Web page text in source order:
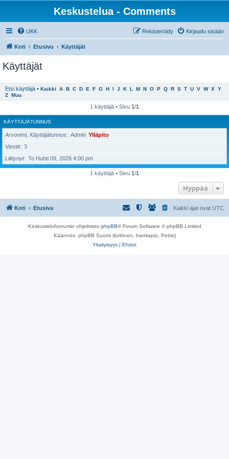
Keskustelua - Comments
UKK Kirjaudu sisään
Rekisteröidy
Koti Etusivu Käyttäjät
Käyttäjät
Etsi käyttäjä • Kaikki A B C D E F G H I J K L M N O P Q R S T U V W X Y
Z Muu
1 käyttäjä • Sivu 1/1
KÄYTTÄJÄTUNNUS
Arvonimi, Käyttäjätunnus Admin Ylläpito
Viestit
3
Liittynyt
To Huhti 09, 2026 4:00 pm
1 käyttäjä • Sivu 1/1
Hyppää
Koti Etusivu Kaikki ajat ovat UTC
Keskustelufoorumin ohjelmisto phpBB® Forum Software © phpBB Limited
Käännös: phpBB Suomi (lurttinen, harritapio, Pettis)
Yksityisyys | Ehdot